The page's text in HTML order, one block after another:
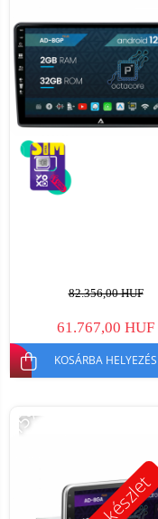
82.356,00 HUF
61.767,00 HUF
KOSÁRBA HELYEZÉS
-15%